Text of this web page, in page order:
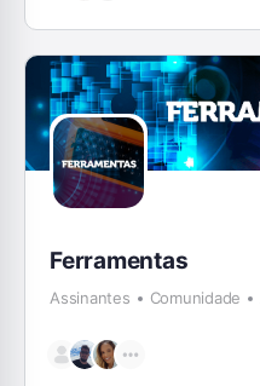
Ferramentas
Assinantes Comunidade